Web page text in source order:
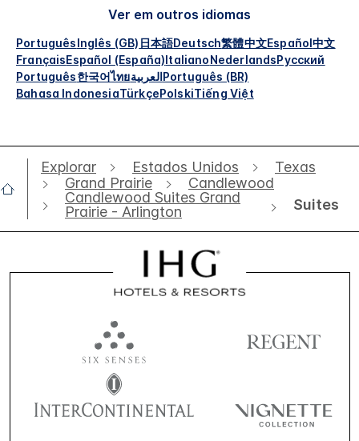
Ver em outros idiomas
PortuguêsInglês (GB) 日本語Deutsch繁體中文Español中文
FrançaisEspañol (España)ItalianoNederlandsРусский
Português한국어ไทยالعربيةPortuguês (BR)
Bahasa IndonesiaTürkçePolskiTiếng Việt
Explorar Estados Unidos
Texas
Grand Prairie
Candlewood
Candlewood Suites Grand
Prairie - Arlington
Suites